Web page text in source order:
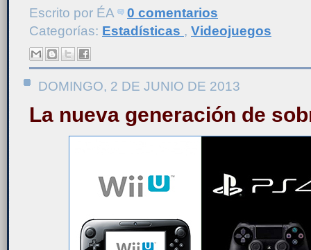
Escrito por ÉA
0 comentarios
Categorías: Estadísticas , Videojuegos
DOMINGO, 2 DE JUNIO DE 2013
La nueva generación de